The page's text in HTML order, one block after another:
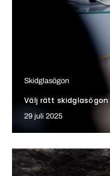
Skidglasögon
Välj rätt skidglasögon
29 juli 2025